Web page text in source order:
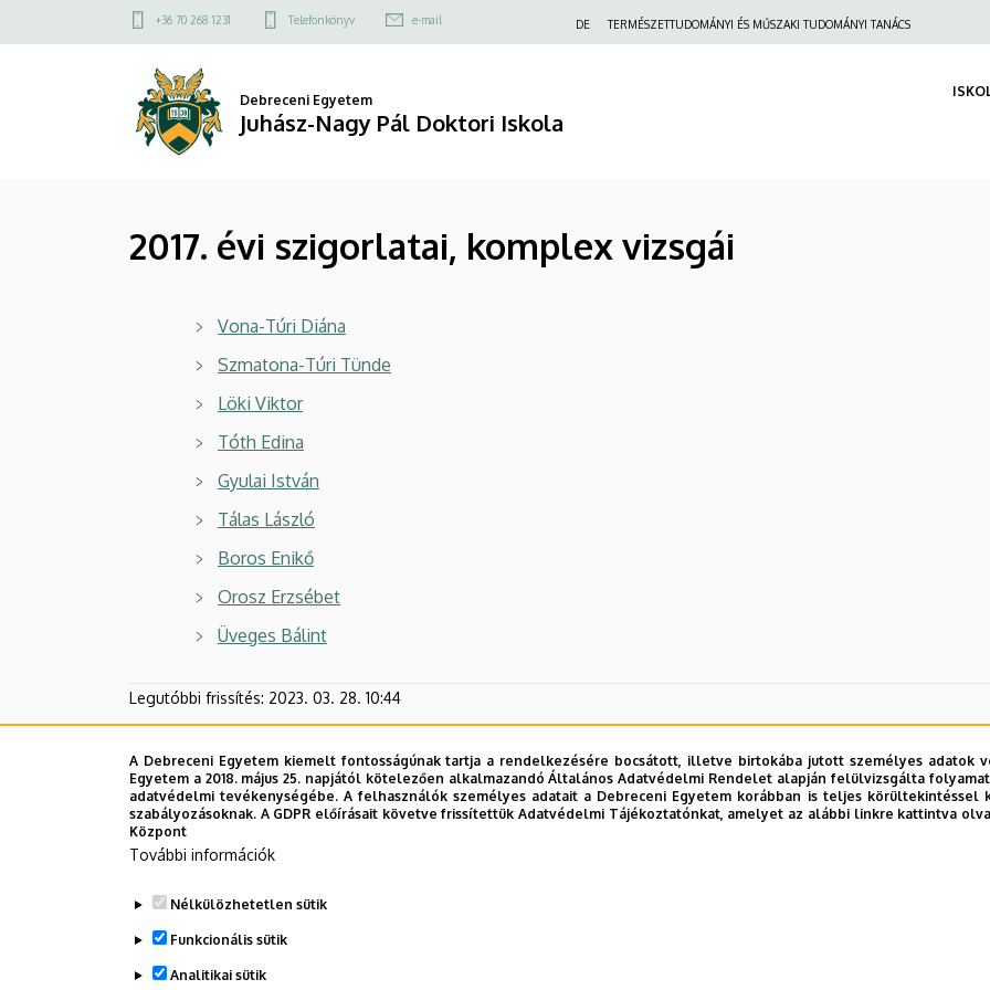
szigorlatai,
komplex
a
Felső
menü
+36 70 268 1231 Telefonkönyv e-mail
Felső
DE TERMÉSZETTUDOMÁNYI ÉS MŰSZAKI TUDOMÁNYI TANÁCS
Debreceni Egyetem
Juhász-Nagy Pál Doktori Iskola
2017. évi szigorlatai, komplex vizsgái
Vona-Túri Diána
Szmatona-Túri Tünde
Löki Viktor
Tóth Edina
Gyulai István
Tálas László
Boros Enikő
Orosz Erzsébet
Üveges Bálint
Legutóbbi frissítés: 2023. 03. 28. 10:44
A Debreceni Egyetem kiemelt fontosságúnak tartja a rendelkezésére bocsátott, illetve birtokába jutott személyes adatok
Egyetem a 2018. május 25. napjától kötelezően alkalmazandó Általános Adatvédelmi Rendelet alapján felülvizsgálta
adatvédelmi tevékenységébe. A felhasználók személyes adatait a Debreceni Egyetem korábban is teljes
szabályozásoknak. A GDPR előírásait követve frissítettük Adatvédelmi Tájékoztatónkat, amelyet az alábbi linkre kattintva
Központ
További információk
Nélkülözhetetlen sütik
Funkcionális sütik
Analitikai sütik